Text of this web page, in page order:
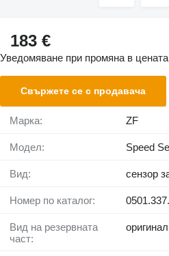
183 €
Уведомяване при промяна в цената
Свържете се с продавача
Марка: ZF
Модел: Speed
Вид: сензор
Номер по каталог:
Вид на резервната
част: